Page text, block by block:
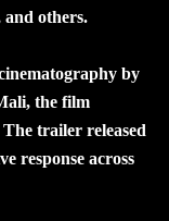
others.
by
the film
trailer released
response across